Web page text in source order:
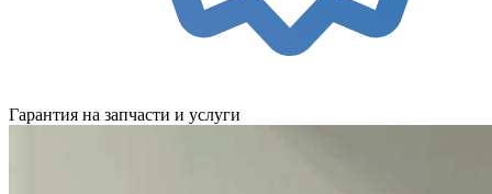
Гарантия на запчасти и услуги